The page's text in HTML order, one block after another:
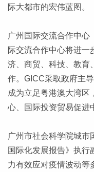
际大都市的宏伟蓝图。
广州国际交流合作中心
际交流合作中心将进一
济、商贸、科技、教育
作。GICC采取政府主
成为立足粤港澳大湾区
心、国际投资贸易促进
广州市社会科学院城市
国际化发展报告》执行
力有效应对疫情波动等